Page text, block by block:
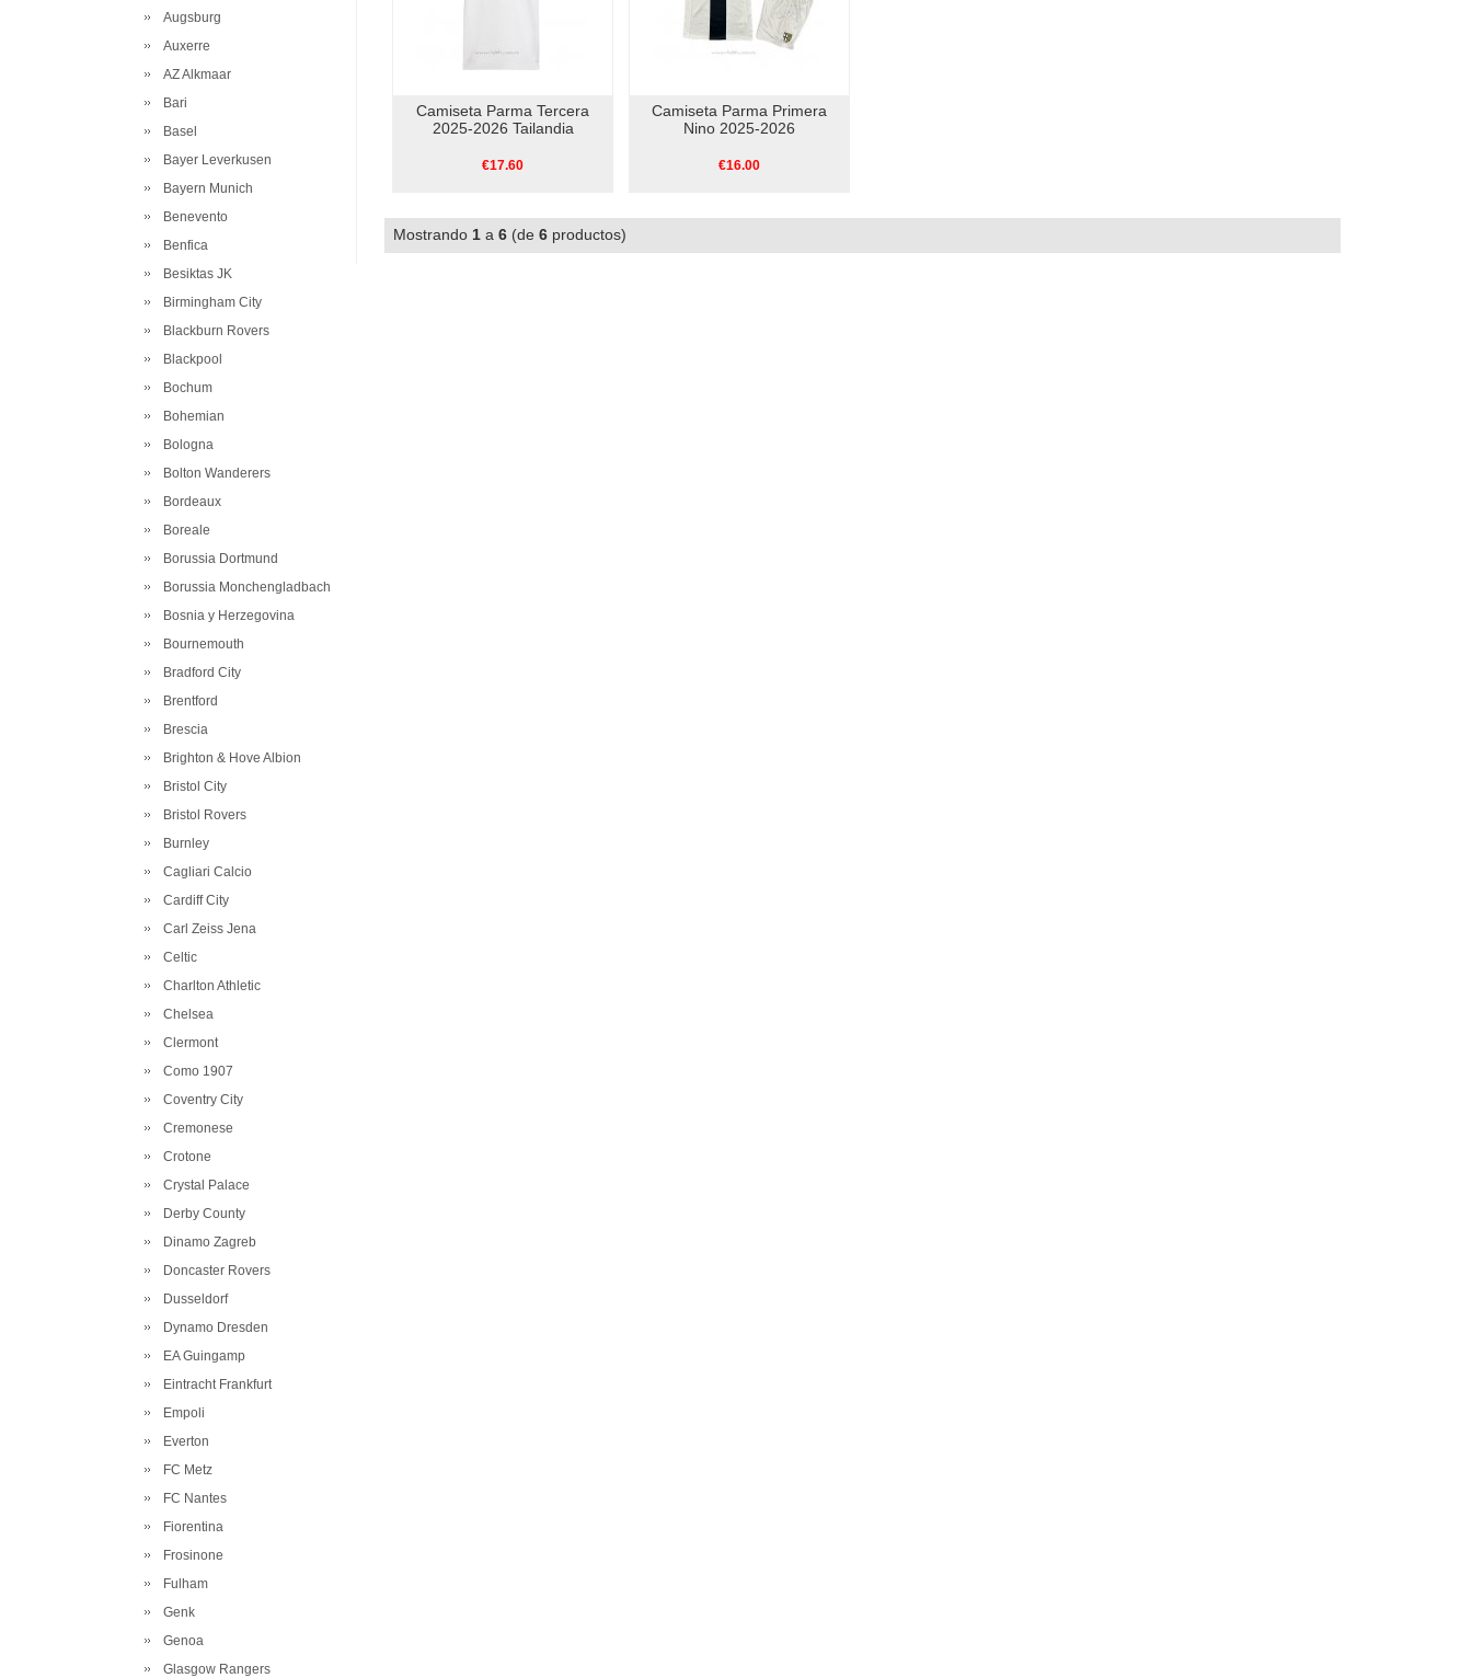
Augsburg
Auxerre
AZ Alkmaar
Bari
Basel
Bayer Leverkusen
Bayern Munich
Benevento
Benfica
Besiktas JK
Birmingham City
Blackburn Rovers
Blackpool
Bochum
Bohemian
Bologna
Bolton Wanderers
Bordeaux
Boreale
Borussia Dortmund
Borussia Monchengladbach
Bosnia y Herzegovina
Bournemouth
Bradford City
Brentford
Brescia
Brighton & Hove Albion
Bristol City
Bristol Rovers
Burnley
Cagliari Calcio
Cardiff City
Carl Zeiss Jena
Celtic
Charlton Athletic
Chelsea
Clermont
Como 1907
Coventry City
Cremonese
Crotone
Crystal Palace
Derby County
Dinamo Zagreb
Doncaster Rovers
Dusseldorf
Dynamo Dresden
EA Guingamp
Eintracht Frankfurt
Empoli
Everton
FC Metz
FC Nantes
Fiorentina
Frosinone
Fulham
Genk
Genoa
Glasgow Rangers
Camiseta Parma Tercera
2025-2026 Tailandia
€17.60
Camiseta Parma Primera
Nino 2025-2026
€16.00
Mostrando 1 a 6 (de 6 productos)